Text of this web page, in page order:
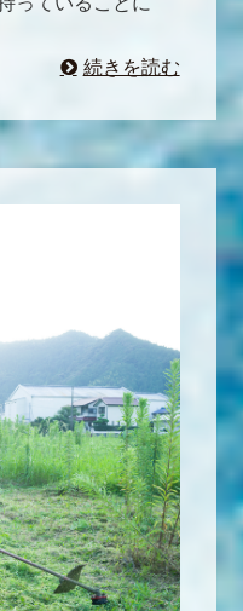
続きを読む